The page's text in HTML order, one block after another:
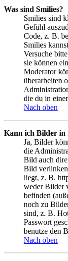
Was sind Smilies?
Smilies sind
Gefühl
Code, z. B.
Smilies
Versuche
sie können
Moderator
überarbeiten
die du in
Nach oben
Kann ich Bilder in
Ja, Bilder
die
Bild auch
Bild
liegt, z. B.
weder Bilder
befinden
noch zu
sind, z. B.
Passwort
benutze den
Nach oben